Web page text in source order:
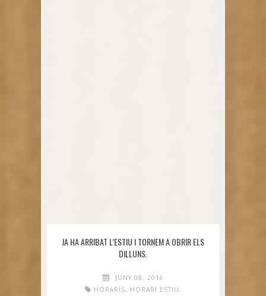
JA HA ARRIBAT L’ESTIU I TORNEM A OBRIR ELS
DILLUNS.
JUNY 08, 2016
HORARIS, HORARI ESTIU,